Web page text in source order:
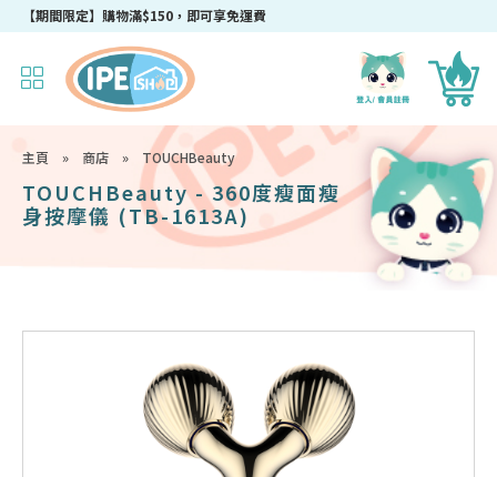
【期間限定】購物滿$150，即可享免運費
主頁 » 商店 » TOUCHBeauty
TOUCHBeauty - 360度瘦面瘦
身按摩儀 (TB-1613A)